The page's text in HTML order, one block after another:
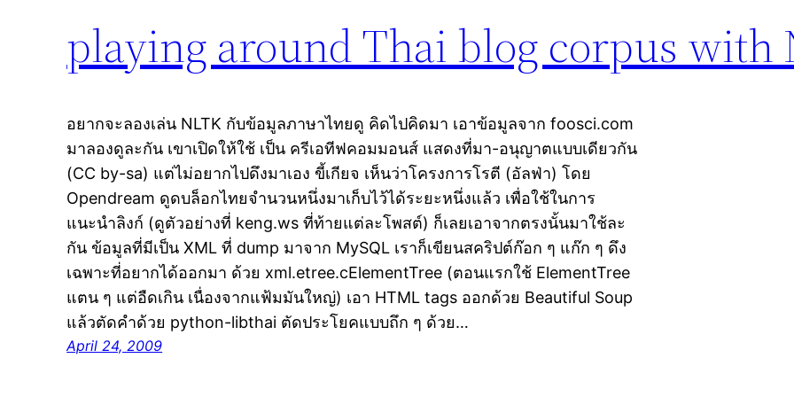
playing around Thai blog corpus with
อยากจะลองเล่น NLTK กับข้อมูลภาษาไทยดู คิดไปคิดมา เอาข้อมูลจาก foosci.com
มาลองดูละกัน เขาเปิดให้ใช้ เป็น ครีเอทีฟคอมมอนส์ แสดงที่มา-อนุญาตแบบเดียวกัน
(CC by-sa) แต่ไม่อยากไปดึงมาเอง ขี้เกียจ เห็นว่าโครงการโรตี (อัลฟ่า) โดย
Opendream ดูดบล็อกไทยจำนวนหนึ่งมาเก็บไว้ได้ระยะหนึ่งแล้ว เพื่อใช้ในการ
แนะนำลิงก์ (ดูตัวอย่างที่ keng.ws ที่ท้ายแต่ละโพสต์) ก็เลยเอาจากตรงนั้นมาใช้ละ
กัน ข้อมูลที่มีเป็น XML ที่ dump มาจาก MySQL เราก็เขียนสคริปต์ก๊อก ๆ แก๊ก ๆ ดึง
เฉพาะที่อยากได้ออกมา ด้วย xml.etree.cElementTree (ตอนแรกใช้ ElementTree
แตน ๆ แต่อืดเกิน เนื่องจากแฟ้มมันใหญ่) เอา HTML tags ออกด้วย Beautiful Soup
แล้วตัดคำด้วย python-libthai ตัดประโยคแบบถึก ๆ ด้วย…
April 24, 2009